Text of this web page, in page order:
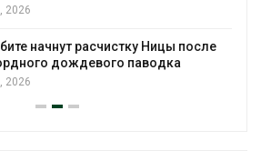
2026
начнут расчистку Ницы после
дождевого паводка
2026